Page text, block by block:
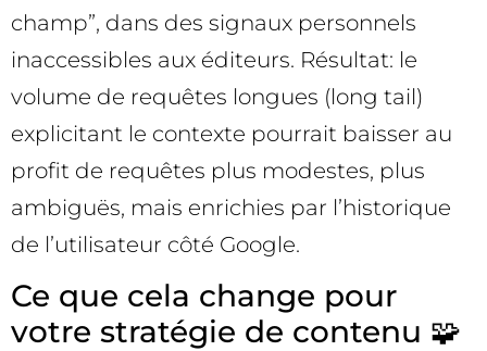
champ”, dans des signaux personnels
inaccessibles aux éditeurs. Résultat: le
volume de requêtes longues (long tail)
explicitant le contexte pourrait baisser au
profit de requêtes plus modestes, plus
ambiguës, mais enrichies par l’historique
de l’utilisateur côté Google.
Ce que cela change pour
votre stratégie de contenu 🧩